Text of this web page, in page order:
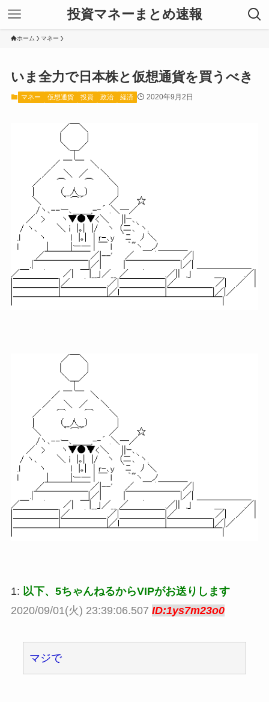
投資マネーまとめ速報
ホーム マネー
いま全力で日本株と仮想通貨を買うべき
マネー 仮想通貨 投資 政治 経済 2020年9月2日
1: 以下、5ちゃんねるからVIPがお送りします
2020/09/01(火) 23:39:06.507 ID:1ys7m23o0
マジで